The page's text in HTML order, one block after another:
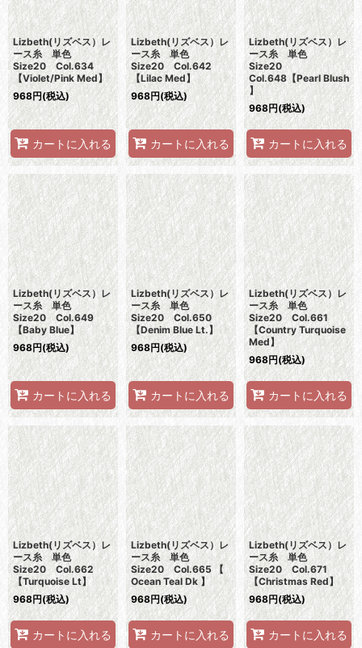
Lizbeth(リズベス）レ
ース糸 単色
Size20 Col.634
【Violet/Pink Med】
968円(税込)
カートに入れる
Lizbeth(リズベス）レ
ース糸 単色
Size20 Col.642
【Lilac Med】
968円(税込)
カートに入れる
Lizbeth(リズベス）レ
ース糸 単色
Size20
Col.648【Pearl Blush
】
968円(税込)
カートに入れる
Lizbeth(リズベス）レ
ース糸 単色
Size20 Col.649
【Baby Blue】
968円(税込)
カートに入れる
Lizbeth(リズベス）レ
ース糸 単色
Size20 Col.650
【Denim Blue Lt.】
968円(税込)
カートに入れる
Lizbeth(リズベス）レ
ース糸 単色
Size20 Col.661
【Country Turquoise
Med】
968円(税込)
カートに入れる
Lizbeth(リズベス）レ
ース糸 単色
Size20 Col.662
【Turquoise Lt】
968円(税込)
カートに入れる
Lizbeth(リズベス）レ
ース糸 単色
Size20 Col.665 【
Ocean Teal Dk 】
968円(税込)
カートに入れる
Lizbeth(リズベス）レ
ース糸 単色
Size20 Col.671
【Christmas Red】
968円(税込)
カートに入れる